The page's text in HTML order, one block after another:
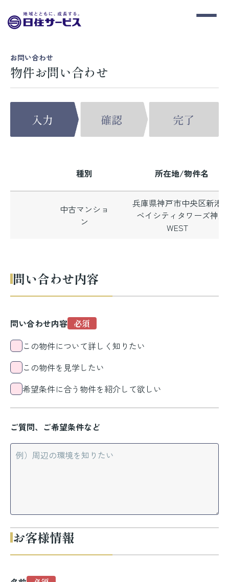
お問い合わせ
物件お問い合わせ
種別 所在地/物件名
中古マンショ
ン
兵庫県神戸市中央区新港
ベイシティタワーズ神戸
WEST
問い合わせ内容
問い合わせ内容
この物件について詳しく知りたい
この物件を見学したい
希望条件に合う物件を紹介して欲しい
ご質問、ご希望条件など
お客様情報